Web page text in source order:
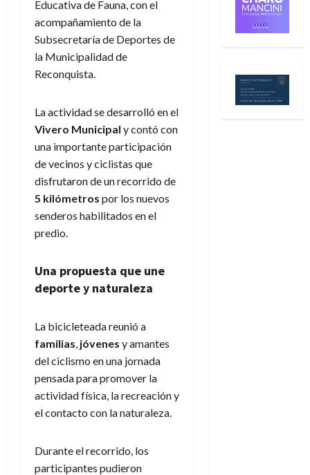
Educativa de Fauna, con el
acompañamiento de la
Subsecretaría de Deportes de
la Municipalidad de
Reconquista.
La actividad se desarrolló en el
Vivero Municipal y contó con
una importante participación
de vecinos y ciclistas que
disfrutaron de un recorrido de
5 kilómetros por los nuevos
senderos habilitados en el
predio.
Una propuesta que une
deporte y naturaleza
La bicicleteada reunió a
familias jóvenes y amantes
del ciclismo en una jornada
pensada para promover la
actividad física, la recreación y
el contacto con la naturaleza.
Durante el recorrido, los
participantes pudieron